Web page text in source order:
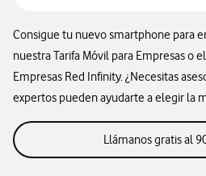
Consigue tu nuevo smartphone para
nuestra Tarifa Móvil para Empresas o
Empresas Red Infinity. ¿Necesitas
expertos pueden ayudarte a elegir la
Llámanos gratis al